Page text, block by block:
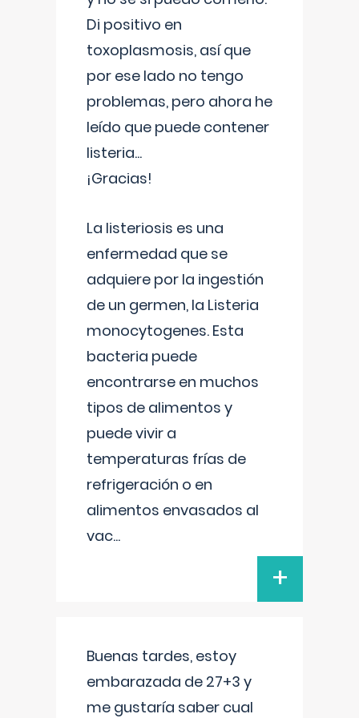
Di positivo en
toxoplasmosis, así que
por ese lado no tengo
problemas, pero ahora he
leído que puede contener
listeria...
¡Gracias!
La listeriosis es una
enfermedad que se
adquiere por la ingestión
de un germen, la Listeria
monocytogenes. Esta
bacteria puede
encontrarse en muchos
tipos de alimentos y
puede vivir a
temperaturas frías de
refrigeración o en
alimentos envasados al
vac...
+
Buenas tardes, estoy
embarazada de 27+3 y
me gustaría saber cual